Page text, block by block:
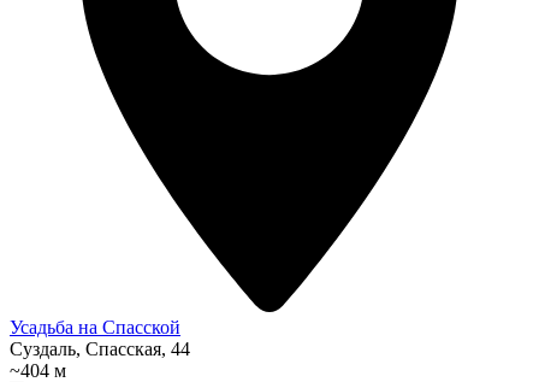
Усадьба на Спасской
Суздаль, Спасская, 44
~404 м